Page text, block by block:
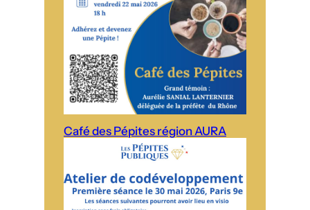
Café des Pépites région AURA